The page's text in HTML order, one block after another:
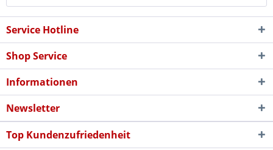
Service Hotline
Shop Service
Informationen
Newsletter
Top Kundenzufriedenheit